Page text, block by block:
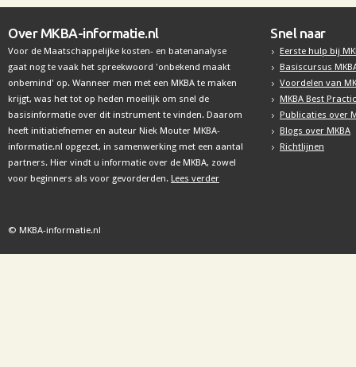
Over MKBA-informatie.nl
Voor de Maatschappelijke kosten- en batenanalyse
gaat nog te vaak het spreekwoord 'onbekend maakt
onbemind' op. Wanneer men met een MKBA te maken
krijgt, was het tot op heden moeilijk om snel de
basisinformatie over dit instrument te vinden. Daarom
heeft initiatiefnemer en auteur Niek Mouter MKBA-
informatie.nl opgezet, in samenwerking met een aantal
partners. Hier vindt u informatie over de MKBA, zowel
voor beginners als voor gevorderden. Lees verder
Snel naar
Eerste hulp bij
Basiscursus
Voordelen van
MKBA Best
Publicaties over
Blogs over MKBA
Richtlijnen
© MKBA-informatie.nl